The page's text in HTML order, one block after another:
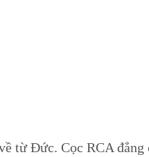
từ Đức. Cọc RCA